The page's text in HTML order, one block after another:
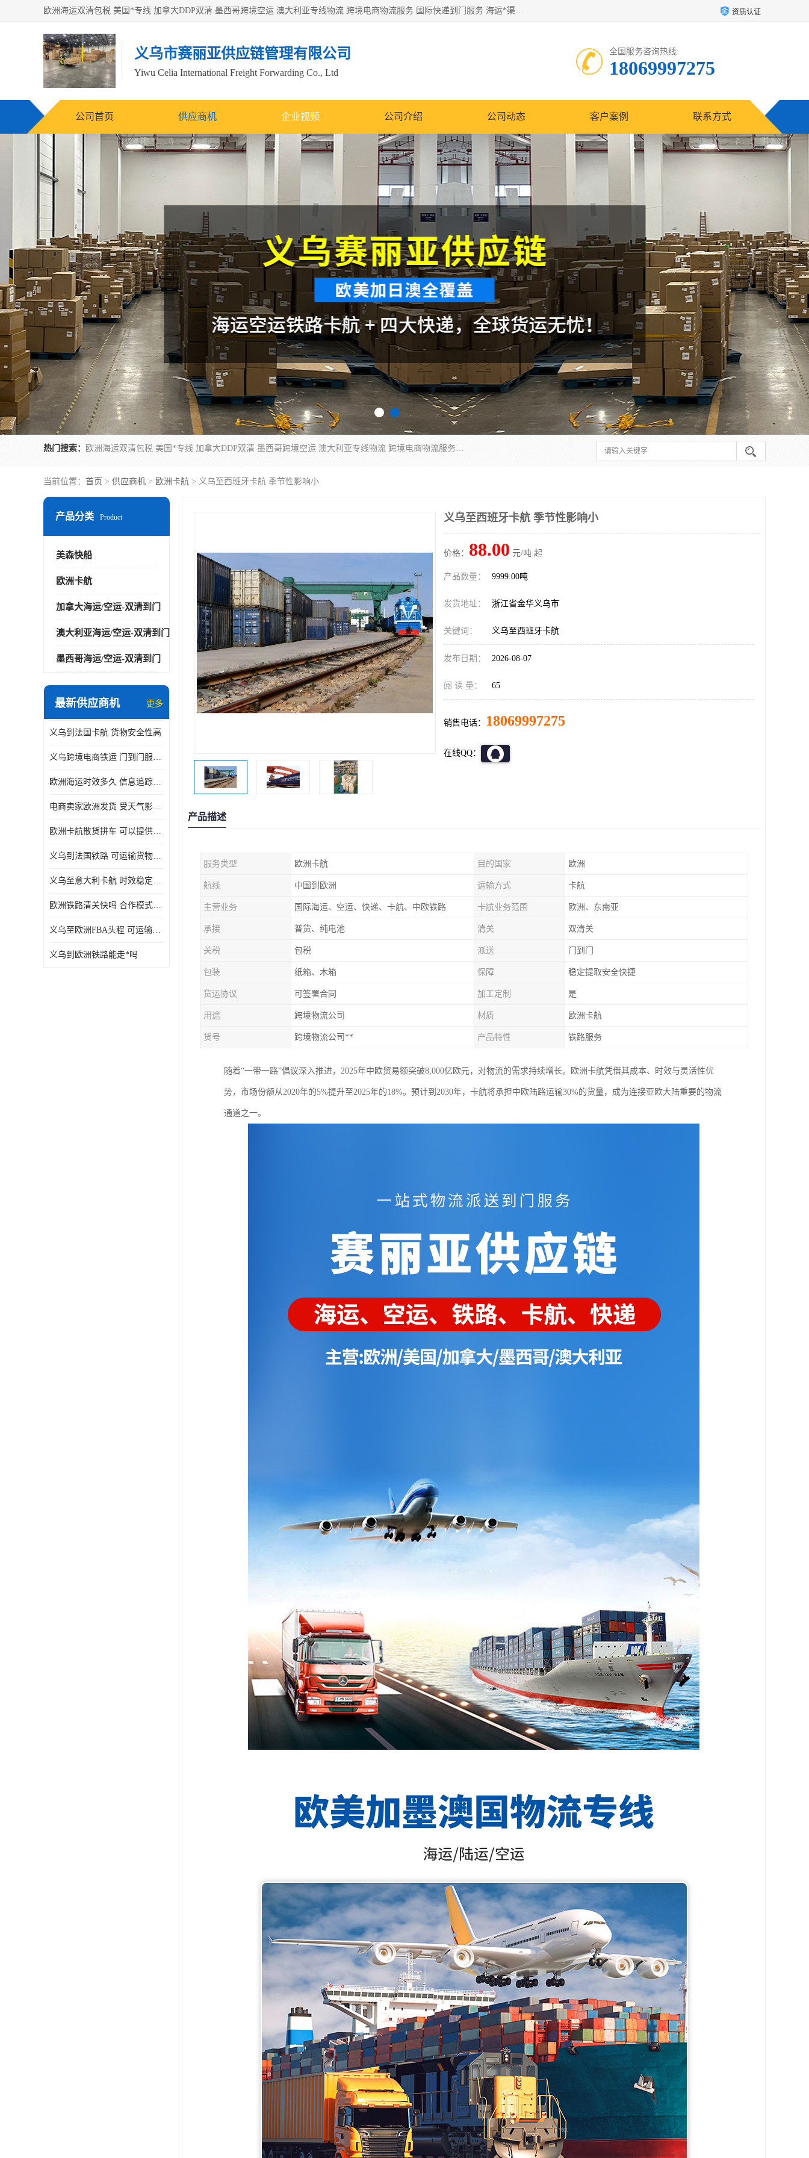
欧洲海运双清包税 美国*专线 加拿大DDP双清 墨西哥跨境空运 澳大利亚专线物流 跨境电商物流服务 国际快递到门服务 海运*渠道 一站式跨境物流解决方案 TikTok/SHEIN专线 电商平台FBA头程运输 国际铁路运输欧洲 UPS/DDHL/联邦快递跨境 美国双清到门物流 跨境*运输 资质认证
义乌市赛丽亚供应链管理有限公司
Yiwu Celia International Freight Forwarding Co., Ltd
全国服务咨询热线:
18069997275
公司首页 供应商机 企业视频 公司介绍 公司动态 客户案例 联系方式
热门搜索： 欧洲海运双清包税 美国*专线 加拿大DDP双清 墨西哥跨境空运 澳大利亚专线物流 跨境电商物流服务 国际快递到门服务 海运*渠道 一站式跨境物流解决方案 TikTok/SHEIN专线 电商平台FBA头程运输 国际铁路运输欧洲 UPS/DDHL/联邦快递跨境 美国双清到门物流 跨境*运输
当前位置： 首页 > 供应商机 > 欧洲卡航 > 义乌至西班牙卡航 季节性影响小
产品分类 Product
美森快船
欧洲卡航
加拿大海运/空运-双清到门
澳大利亚海运/空运-双清到门
墨西哥海运/空运-双清到门
最新供应商机 更多
义乌到法国卡航 货物安全性高
义乌跨境电商铁运 门到门服务便捷
欧洲海运时效多久 信息追踪及时
电商卖家欧洲发货 受天气影响小
欧洲卡航散货拼车 可以提供个性化服务
义乌到法国铁路 可运输货物种类多
义乌至意大利卡航 时效稳定有保障
欧洲铁路清关快吗 合作模式多样
义乌至欧洲FBA头程 可运输货物种类多
义乌到欧洲铁路能走*吗
义乌至西班牙卡航 季节性影响小
价格： 88.00 元/吨 起
产品数量： 9999.00吨
发货地址： 浙江省金华义乌市
关键词： 义乌至西班牙卡航
发布日期： 2026-08-07
阅 读 量： 65
销售电话： 18069997275
在线QQ：
产品描述
服务类型 欧洲卡航 目的国家 欧洲
航线 中国到欧洲 运输方式 卡航
主营业务 国际海运、空运、快递、卡航、中欧铁路 卡航业务范围 欧洲、东南亚
承接 普货、纯电池 清关 双清关
关税 包税 派送 门到门
包装 纸箱、木箱 保障 稳定提取安全快捷
货运协议 可签署合同 加工定制 是
用途 跨境物流公司 材质 欧洲卡航
货号 跨境物流公司** 产品特性 铁路服务
随着“一带一路”倡议深入推进，2025年中欧贸易额突破8,000亿欧元，对物流的需求持续增长。欧洲卡航凭借其成本、时效与灵活性优
势，市场份额从2020年的5%提升至2025年的18%。预计到2030年，卡航将承担中欧陆路运输30%的货量，成为连接亚欧大陆重要的物流
通道之一。